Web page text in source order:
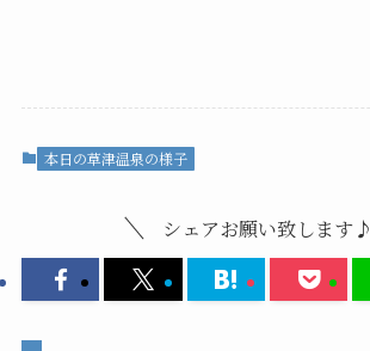
本日の草津温泉の様子
シェアお願い致します♪